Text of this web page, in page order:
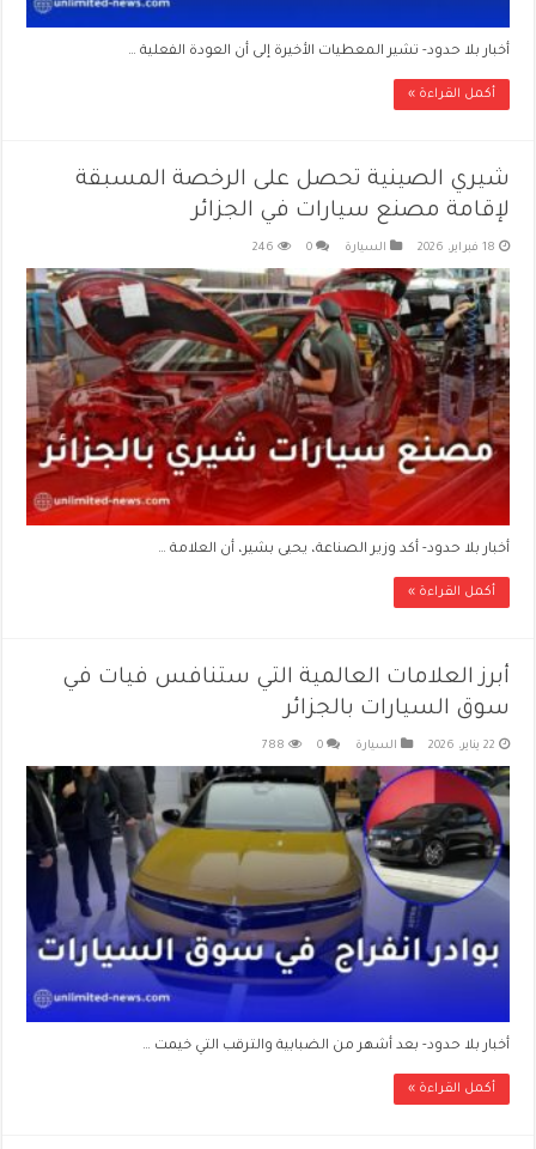
أخبار بلا حدود- تشير المعطيات الأخيرة إلى أن العودة الفعلية …
أكمل القراءة »
شيري الصينية تحصل على الرخصة المسبقة
لإقامة مصنع سيارات في الجزائر
18 فبراير، 2026 السيارة 0
246
أخبار بلا حدود- أكد وزير الصناعة، يحيى بشير، أن العلامة …
أكمل القراءة »
أبرز العلامات العالمية التي ستنافس فيات في
سوق السيارات بالجزائر
22 يناير، 2026 السيارة 0
788
أخبار بلا حدود- بعد أشهر من الضبابية والترقب التي خيمت …
أكمل القراءة »